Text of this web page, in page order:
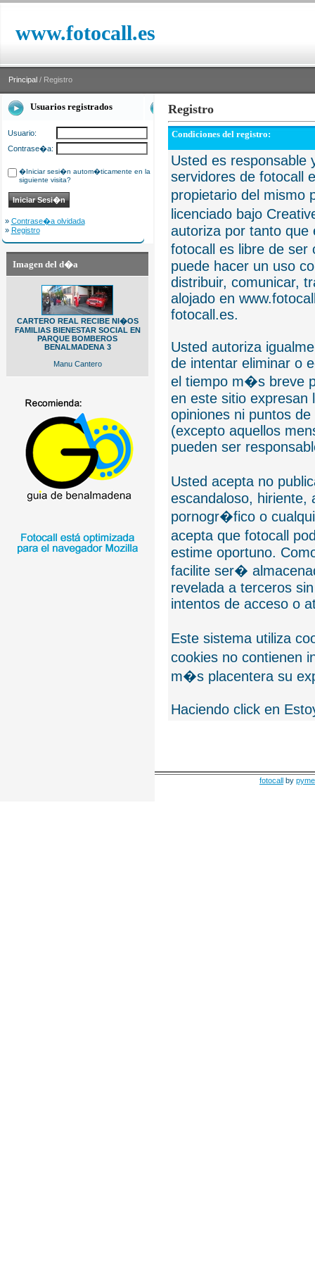
www.fotocall.es
Principal / Registro
Usuarios registrados
Usuario:
Contrase�a:
�Iniciar sesi�n autom�ticamente en la
siguiente visita?
» Contrase�a olvidada
» Registro
Imagen del d�a
CARTERO REAL RECIBE NI�OS
FAMILIAS BIENESTAR SOCIAL EN
PARQUE BOMBEROS
BENALMADENA 3
Manu Cantero
Registro
Condiciones del registro:
Usted es responsable
servidores de fotocall
propietario del mismo
licenciado bajo
autoriza por tanto que
fotocall es libre de
puede hacer un uso
distribuir, comunicar,
alojado en
fotocall.es.
Usted autoriza
de intentar eliminar o
el tiempo m�s breve
en este sitio expresan
opiniones ni puntos
(excepto aquellos
pueden ser
Usted acepta no
escandaloso, hiriente,
pornogr�fico o
acepta que fotocall
estime oportuno.
facilite ser�
revelada a terceros
intentos de acceso o
Este sistema utiliza
cookies no contienen
m�s placentera su
Haciendo click en
fotocall by